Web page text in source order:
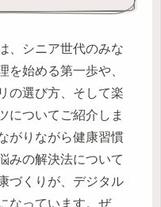
、シニア世代のみな
を始める第一歩や、
の選び方、そして楽
についてご紹介しま
がりながら健康習慣
みの解決法について
づくりが、デジタル
なっています。ぜ